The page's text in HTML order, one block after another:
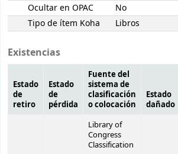
Ocultar en OPAC
No
Tipo de ítem Koha
Libros
Existencias
Estado
de
retiro
Estado
de
pérdida
Fuente del
sistema de
clasificación
o colocación
Estado
dañado
Library of
Congress
Classification